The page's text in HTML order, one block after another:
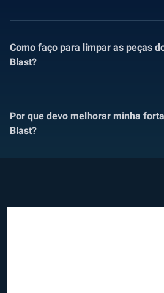
Como faço para limpar as peças
Blast?
Por que devo melhorar minha
Blast?